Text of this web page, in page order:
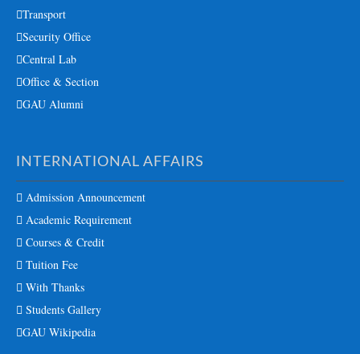
Transport
Security Office
Central Lab
Office & Section
GAU Alumni
INTERNATIONAL AFFAIRS
Admission Announcement
Academic Requirement
Courses & Credit
Tuition Fee
With Thanks
Students Gallery
GAU Wikipedia